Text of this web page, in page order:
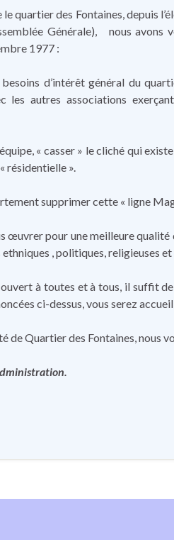
quartier des Fontaines, depuis
Générale), nous avons
1977 :
d’intérêt général du
les autres associations
« casser » le cliché qui
résidentielle ».
supprimer cette « ligne
œuvrer pour une meilleure
, politiques, religieuses et
à toutes et à tous, il suffit
ci-dessus, vous serez
de Quartier des Fontaines, nous